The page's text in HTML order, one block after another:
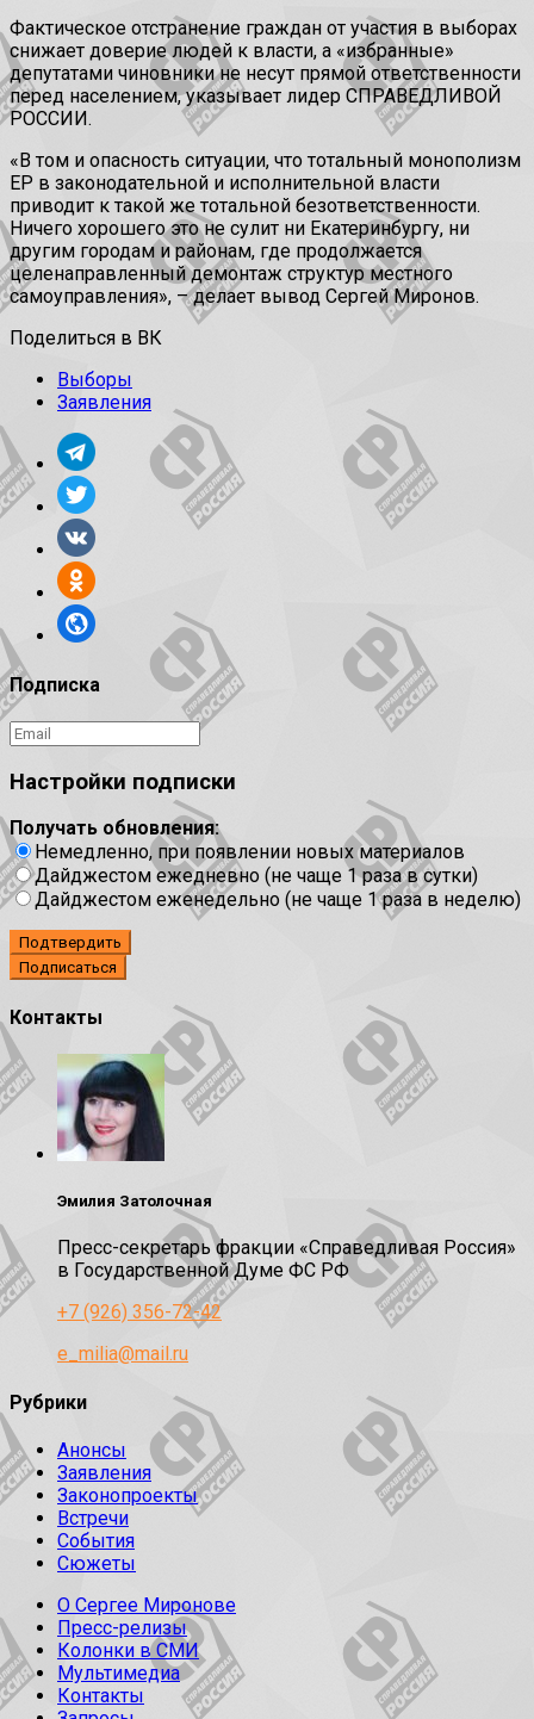
Фактическое отстранение граждан от участия в выборах
снижает доверие людей к власти, а «избранные»
депутатами чиновники не несут прямой ответственности
перед населением, указывает лидер СПРАВЕДЛИВОЙ
РОССИИ.
«В том и опасность ситуации, что тотальный монополизм
ЕР в законодательной и исполнительной власти
приводит к такой же тотальной безответственности.
Ничего хорошего это не сулит ни Екатеринбургу, ни
другим городам и районам, где продолжается
целенаправленный демонтаж структур местного
самоуправления», – делает вывод Сергей Миронов.
Поделиться в ВК
Выборы
Заявления
Подписка
Настройки подписки
Получать обновления:
Немедленно, при появлении новых материалов
Дайджестом ежедневно (не чаще 1 раза в сутки)
Дайджестом еженедельно (не чаще 1 раза в неделю)
Подтвердить
Контакты
Эмилия Затолочная
Пресс-секретарь фракции «Справедливая Россия»
в Государственной Думе ФС РФ
+7 (926) 356-72-42
e_milia@mail.ru
Рубрики
Анонсы
Заявления
Законопроекты
Встречи
События
Сюжеты
О Сергее Миронове
Пресс-релизы
Колонки в СМИ
Мультимедиа
Контакты